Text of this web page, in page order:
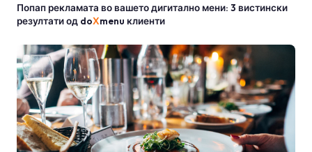
Попап рекламата во вашето дигитално мени: 3 вистински
резултати од doXmenu клиенти